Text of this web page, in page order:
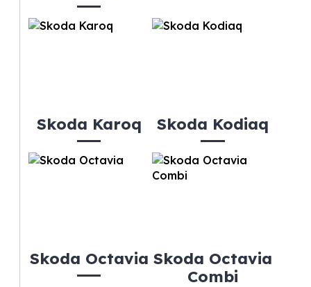
Skoda Karoq Skoda Kodiaq
Skoda Octavia Skoda Octavia
Combi